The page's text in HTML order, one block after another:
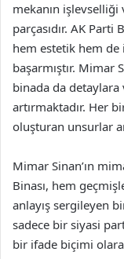
mekanın
parçasıdır. AK Parti
hem estetik hem de
başarmıştır. Mimar
binada da detaylara
artırmaktadır. Her
oluşturan unsurlar
Mimar Sinan’ın
Binası, hem
anlayış sergileyen
sadece bir siyasi
bir ifade biçimi